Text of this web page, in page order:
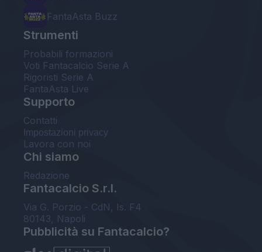
FantaAsta Buzz
Strumenti
Probabili formazioni
Voti Fantacalcio Serie A
Rigoristi Serie A
FantaAsta Live
Supporto
Contatti
Impostazioni privacy
Lavora con noi
Chi siamo
Redazione
Fantacalcio S.r.l.
Via G. Porzio - CdN, Is. F4
80143, Napoli
Pubblicità su Fantacalcio?